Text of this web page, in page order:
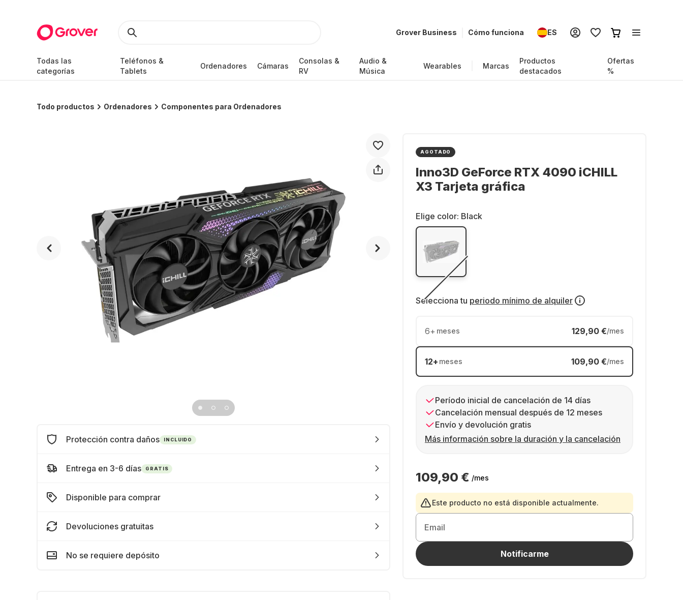
Grover Business Cómo funciona ES
Todas las
categorías
Teléfonos &
Tablets
Ordenadores Cámaras
Consolas &
RV
Audio &
Música
Wearables Marcas
Productos
destacados
Ofertas
%
Todo productos Ordenadores Componentes para Ordenadores
AGOTADO
Inno3D GeForce RTX 4090 iCHILL
X3 Tarjeta gráfica
Elige color: Black
Selecciona tu periodo mínimo de alquiler
6+ meses 129,90 €/mes
12+ meses 109,90 €/mes
Período inicial de cancelación de 14 días
Cancelación mensual después de 12 meses
Envío y devolución gratis
Más información sobre la duración y la cancelación
109,90 € /mes
Este producto no está disponible actualmente.
Email
Notificarme
Protección contra daños INCLUIDO
Entrega en 3-6 días GRATIS
Disponible para comprar
Devoluciones gratuitas
No se requiere depósito